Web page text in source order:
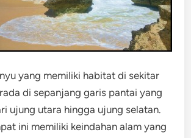
yang memiliki habitat di sekitar
di sepanjang garis pantai yang
ujung utara hingga ujung selatan.
ini memiliki keindahan alam yang